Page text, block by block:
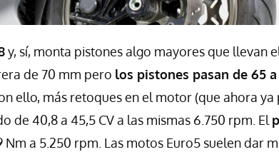
y, sí, monta pistones algo mayores que llevan
de 70 mm pero los pistones pasan de 65
ello, más retoques en el motor (que ahora ya
de 40,8 a 45,5 CV a las mismas 6.750 rpm. El
a 5.250 rpm. Las motos Euro5 suelen dar